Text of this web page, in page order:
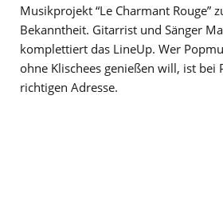
Musikprojekt “Le Charmant Rouge”
Bekanntheit. Gitarrist und Sänger
komplettiert das LineUp. Wer
ohne Klischees genießen will, ist bei
richtigen Adresse.